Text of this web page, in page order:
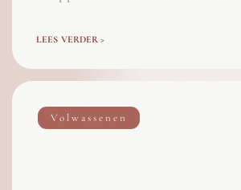
LEES VERDER >
Volwassenen